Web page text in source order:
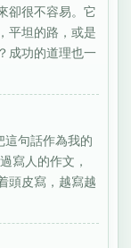
卻很不容易。它
平坦的路，或是
成功的道理也一
這句話作為我的
寫人的作文，
頭皮寫，越寫越